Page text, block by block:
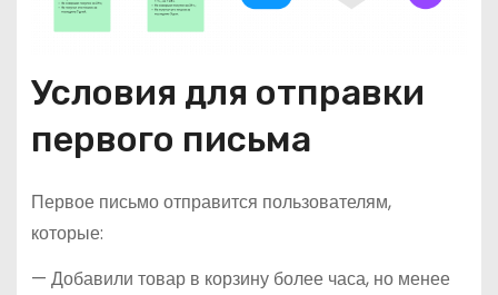
Условия для отправки
первого письма
Первое письмо отправится пользователям,
которые:
— Добавили товар в корзину более часа, но менее